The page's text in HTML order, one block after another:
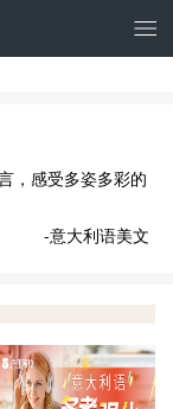
，感受多姿多彩的
-意大利语美文
定制